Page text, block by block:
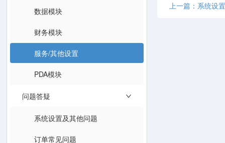
数据模块
财务模块
服务/其他设置
PDA模块
问题答疑
系统设置及其他问题
订单常见问题
上一篇：系统设